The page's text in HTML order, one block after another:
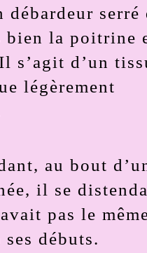
débardeur serré
bien la poitrine
s’agit d’un
légèrement
au bout
il se
pas le
ses débuts.